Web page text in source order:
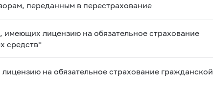
переданным в перестрахование
лицензию на обязательное страхование
средств*
на обязательное страхование гражданской